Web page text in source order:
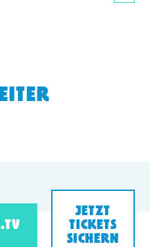
JETZT
TICKETS
SICHERN